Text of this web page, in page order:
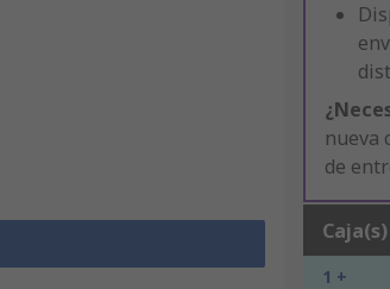
nueva
de
Caja(s)
1 +